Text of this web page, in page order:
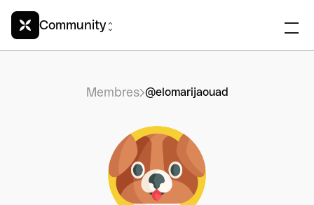
Community
Membres @elomarijaouad